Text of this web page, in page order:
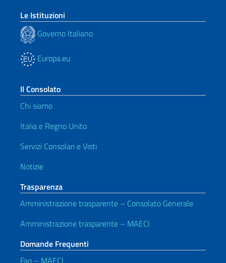
Le Istituzioni
Governo Italiano
Europa.eu
Il Consolato
Chi siamo
Italia e Regno Unito
Servizi Consolari e Visti
Notizie
Trasparenza
Amministrazione trasparente – Consolato Generale
Amministrazione trasparente – MAECI
Domande Frequenti
Faq – MAECI